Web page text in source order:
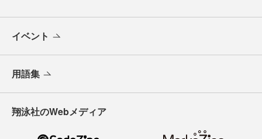
イベント
用語集
翔泳社のWebメディア